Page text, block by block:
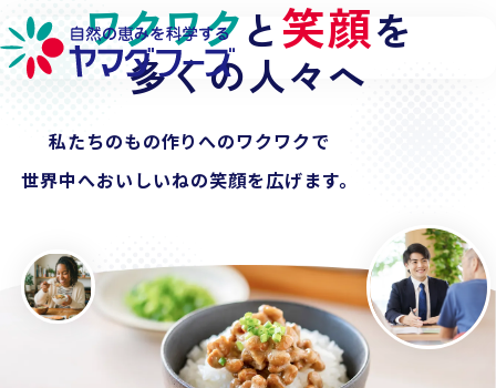
本文へ移動 ワクワクと笑顔を
多くの人々へ
私たちのもの作りへのワクワクで
世界中へおいしいねの笑顔を広げます。
私たちの探求心で
納豆の世界を広げる
チルドから冷凍、フリーズドライへ。
食卓から業務用、そして世界へ。